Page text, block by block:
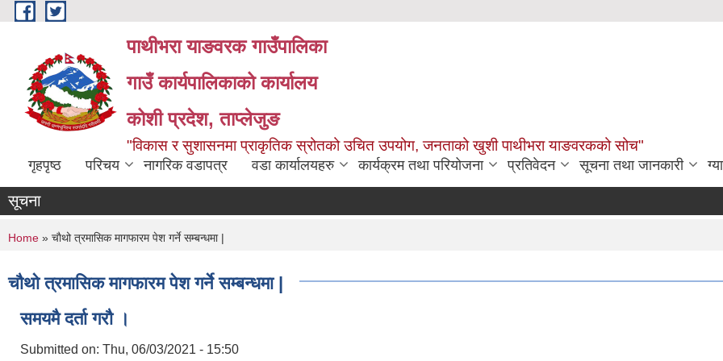
Skip to main content
पाथीभरा याङवरक गाउँपालिका
गाउँ कार्यपालिकाको कार्यालय
कोशी प्रदेश, ताप्लेजुङ
"विकास र सुशासनमा प्राकृतिक स्रोतको उचित उपयोग, जनताको खुशी पाथीभरा याङवरकको सोच"
गृहपृष्ठ परिचय नागरिक वडापत्र वडा कार्यालयहरु कार्यक्रम तथा परियोजना प्रतिवेदन सूचना तथा जानकारी
सूचना
You are here
Home » चाैथो त्रमासिक मागफारम पेश गर्ने सम्बन्धमा |
चाैथो त्रमासिक मागफारम पेश गर्ने सम्बन्धमा |
समयमै दर्ता गरौ ।
Submitted on: Thu, 06/03/2021 - 15:50